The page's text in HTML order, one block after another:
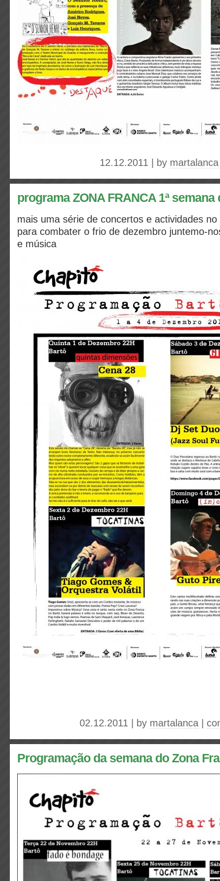
12.12.2011 | by martalanca
programa ZONA FRANCA 1ª
mais uma série de concertos e actividades
para combater o frio de dezembro juntemo-
e música
02.12.2011 | by martalanca
Programação da semana do Zona